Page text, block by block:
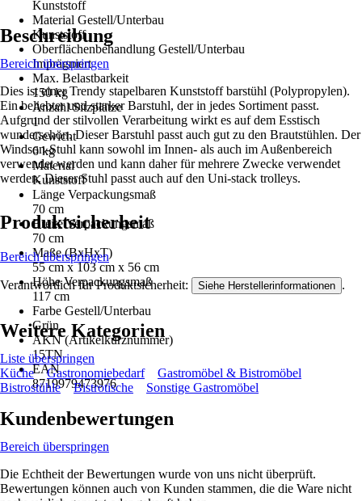
Kunststoff
Material Gestell/Unterbau
Kunststoff
Oberflächenbehandlung Gestell/Unterbau
Imprägniert
Max. Belastbarkeit
150 kg
Anzahl Sitzplätze
1
Gewicht
6 kg
Material
Kunststoff
Länge Verpackungsmaß
70 cm
Breite Verpackungsmaß
70 cm
Maße (BxHxT)
55 cm x 103 cm x 56 cm
Höhe Verpackungsmaß
117 cm
Farbe Gestell/Unterbau
Grün
AKN (Artikelkurznummer)
15TN
EAN
8719979473976
Beschreibung
Bereich überspringen
Dies ist einer Trendy stapelbaren Kunststoff barstühl (Polypropylen).
Ein beliebter und starker Barstuhl, der in jedes Sortiment passt.
Aufgrund der stilvollen Verarbeitung wirkt es auf dem Esstisch
wunderschön. Dieser Barstuhl passt auch gut zu den Brautstühlen. Der
Windson-Stuhl kann sowohl im Innen- als auch im Außenbereich
verwendet werden und kann daher für mehrere Zwecke verwendet
werden. Dieser Stuhl passt auch auf den Uni-stack trolleys.
Produktsicherheit
Bereich überspringen
Verantwortlich für Produktsicherheit: Siehe Herstellerinformationen .
Weitere Kategorien
Liste überspringen
Küche
Gastronomiebedarf
Gastromöbel & Bistromöbel
Bistrostühle
Bistrotische Sonstige Gastromöbel
Kundenbewertungen
Bereich überspringen
Die Echtheit der Bewertungen wurde von uns nicht überprüft.
Bewertungen können auch von Kunden stammen, die die Ware nicht